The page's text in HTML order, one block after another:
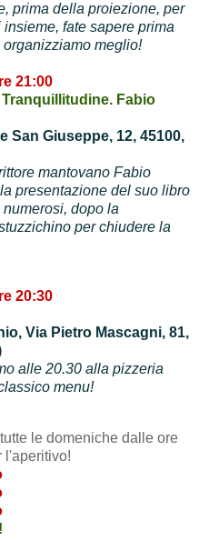
prima della proiezione, per
fate sapere prima
meglio!
21:00
Fabio
San Giuseppe, 12, 45100,
mantovano Fabio
presentazione del suo libro
dopo la
per chiudere la
20:30
Via Pietro Mascagni, 81,
alle 20.30 alla pizzeria
menu!
le domeniche dalle ore
l'aperitivo!